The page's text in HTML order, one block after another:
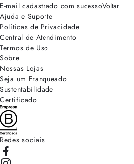
E-mail cadastrado com sucessoVoltar
Ajuda e Suporte
Políticas de Privacidade
Central de Atendimento
Termos de Uso
Sobre
Nossas Lojas
Seja um Franqueado
Sustentabilidade
Certificado
Redes sociais